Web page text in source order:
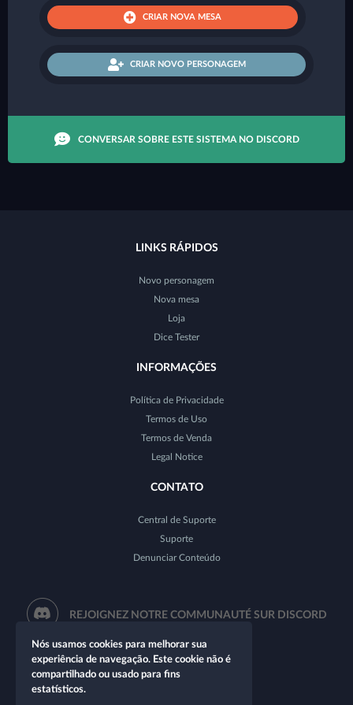
CRIAR NOVA MESA
CRIAR NOVO PERSONAGEM
CONVERSAR SOBRE ESTE SISTEMA NO DISCORD
LINKS RÁPIDOS
Novo personagem
Nova mesa
Loja
Dice Tester
INFORMAÇÕES
Política de Privacidade
Termos de Uso
Termos de Venda
Legal Notice
CONTATO
Central de Suporte
Suporte
Denunciar Conteúdo
REJOIGNEZ NOTRE COMMUNAUTÉ SUR DISCORD
Nós usamos cookies para melhorar sua
experiência de navegação. Este cookie não é
compartilhado ou usado para fins
estatísticos.